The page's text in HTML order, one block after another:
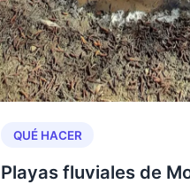
QUÉ HACER
Playas fluviales de